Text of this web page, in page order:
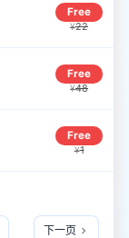
Free
¥22
Free
¥48
Free
¥1
下一页